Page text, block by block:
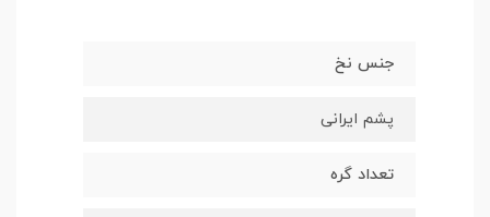
جنس نخ
پشم ایرانی
تعداد گره